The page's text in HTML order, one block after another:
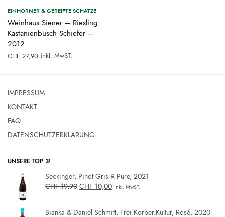
EINHÖRNER & GEREIFTE SCHÄTZE
Weinhaus Siener – Riesling
Kastanienbusch Schiefer –
2012
CHF 27,90 inkl. MwST.
IMPRESSUM
KONTAKT
FAQ
DATENSCHUTZERKLÄRUNG
UNSERE TOP 3!
Seckinger, Pinot Gris R Pure, 2021
CHF19,90 CHF 10,00 inkl. MwST.
Bianka & Daniel Schmitt, Frei.Körper.Kultur, Rosé, 2020